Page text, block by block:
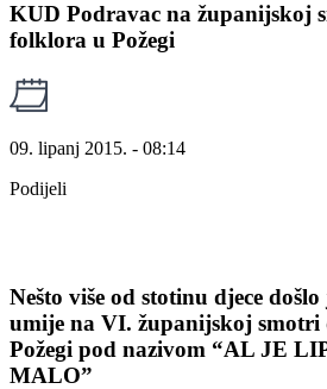
KUD Podravac na županijskoj
folklora u Požegi
09. lipanj 2015. - 08:14
Podijeli
Nešto više od stotinu djece
umije na VI. županijskoj smotri
Požegi pod nazivom “AL JE
MALO”